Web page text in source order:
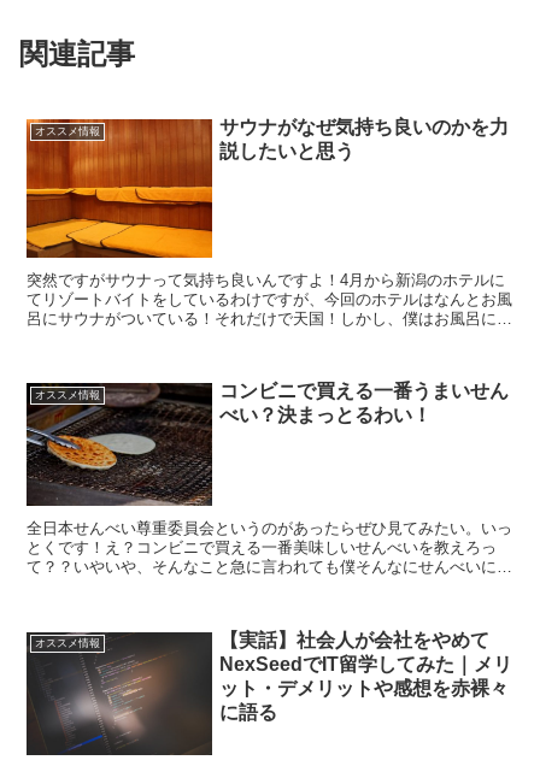
関連記事
オススメ情報
サウナがなぜ気持ち良いのかを力
説したいと思う
突然ですがサウナって気持ち良いんですよ！4月から新潟のホテルに
てリゾートバイトをしているわけですが、今回のホテルはなんとお風
呂にサウナがついている！それだけで天国！しかし、僕はお風呂に入
オススメ情報
コンビニで買える一番うまいせん
べい？決まっとるわい！
全日本せんべい尊重委員会というのがあったらぜひ見てみたい。いっ
とくです！え？コンビニで買える一番美味しいせんべいを教えろっ
て？？いやいや、そんなこと急に言われても僕そんなにせんべいに詳
オススメ情報
【実話】社会人が会社をやめて
NexSeedでIT留学してみた｜メリ
ット・デメリットや感想を赤裸々
に語る